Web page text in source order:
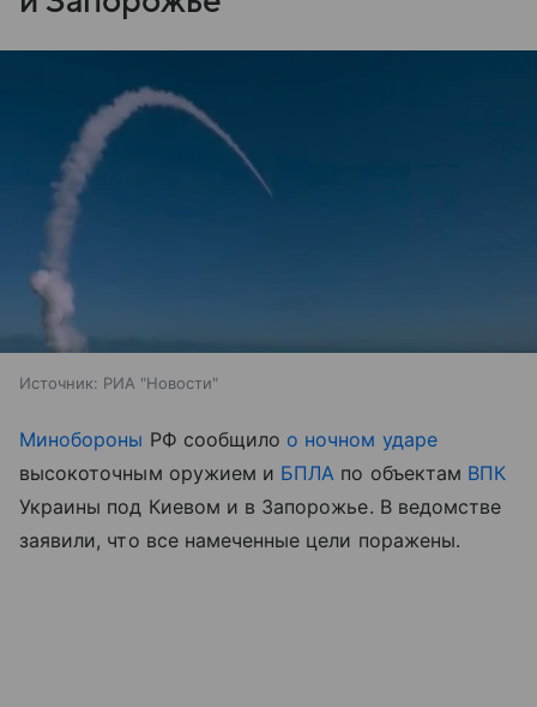
Источник: РИА "Новости"
Минобороны РФ сообщило о ночном ударе
высокоточным оружием и БПЛА по объектам ВПК
Украины под Киевом и в Запорожье. В ведомстве
заявили, что все намеченные цели поражены.